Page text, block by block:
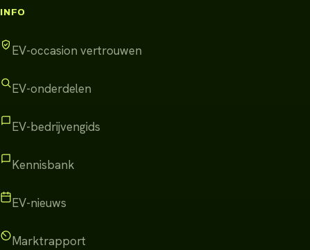
INFO
EV-occasion vertrouwen
EV-onderdelen
EV-bedrijvengids
Kennisbank
EV-nieuws
Marktrapport